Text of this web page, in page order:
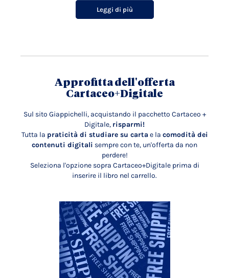
Leggi di più
Approfitta dell'offerta
Cartaceo+Digitale
Sul sito Giappichelli, acquistando il pacchetto Cartaceo +
Digitale, risparmi!
Tutta la praticità di studiare su carta e la comodità dei
contenuti digitali sempre con te, un'offerta da non
perdere!
Seleziona l'opzione sopra Cartaceo+Digitale prima di
inserire il libro nel carrello.